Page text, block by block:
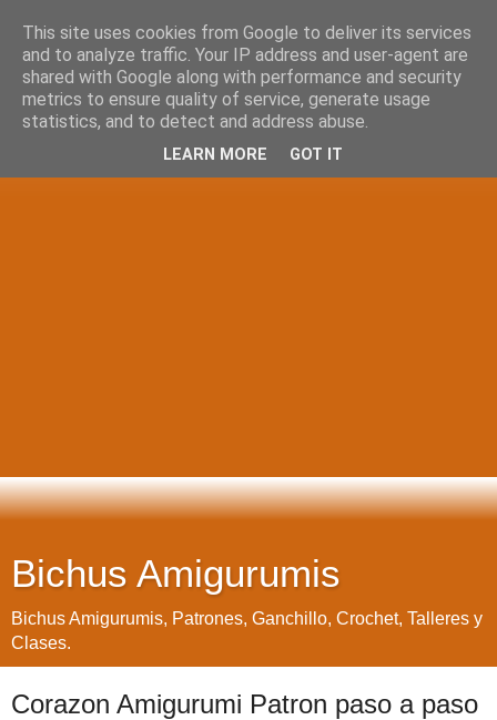
Bichus Amigurumis
Bichus Amigurumis, Patrones, Ganchillo, Crochet, Talleres y
Clases.
Corazon Amigurumi Patron paso a paso
This site uses cookies from Google to deliver its services
and to analyze traffic. Your IP address and user-agent are
shared with Google along with performance and security
metrics to ensure quality of service, generate usage
statistics, and to detect and address abuse.
LEARN MORE GOT IT